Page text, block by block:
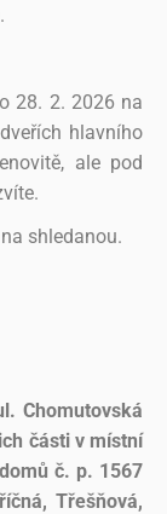
28. 2. 2026 na
hlavního
ale pod
shledanou.
Chomutovská
části v místní
č. p. 1567
Třešňová,